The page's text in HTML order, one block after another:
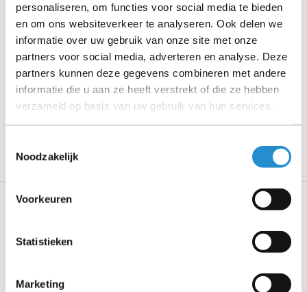
personaliseren, om functies voor social media te bieden
en om ons websiteverkeer te analyseren. Ook delen we
informatie over uw gebruik van onze site met onze
partners voor social media, adverteren en analyse. Deze
partners kunnen deze gegevens combineren met andere
informatie die u aan ze heeft verstrekt of die ze hebben
verzameld op basis van uw gebruik van hun services.
Noodzakelijk
Voorkeuren
Statistieken
Marketing
Omschrijving
Toon meer
LET OP: Op refurbished producten geldt een
garantieperiode van 90 dagen, tenzij anders
Type behuizing